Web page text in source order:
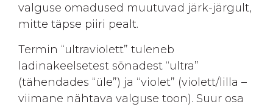
valguse omadused muutuvad järk-järgult,
mitte täpse piiri pealt.
Termin “ultraviolett” tuleneb
ladinakeelsetest sõnadest “ultra”
(tähendades “üle”) ja “violet” (violett/lilla –
viimane nähtava valguse toon). Suur osa